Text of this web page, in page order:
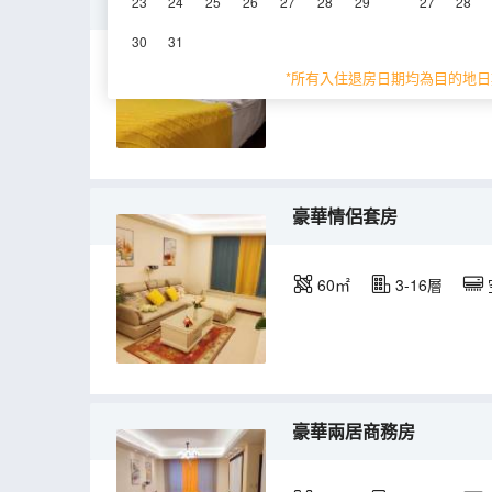
30 31
*所有入住退房日期均為目的地
85㎡ 3-15層
豪華情侶套房
60㎡ 3-16層
豪華兩居商務房